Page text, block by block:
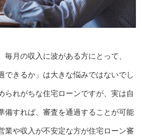
毎月の収入に波がある方にとって、
できるか」は大きな悩みではないでし
られがちな住宅ローンですが、実は自
備すれば、審査を通過することが可能
業や収入が不安定な方が住宅ローン審